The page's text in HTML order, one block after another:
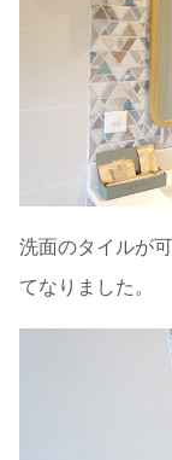
洗面のタイルが
てなりました。